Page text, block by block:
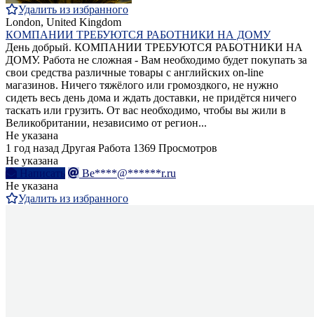
Удалить из избранного
London, United Kingdom
КОМПАНИИ ТРЕБУЮТСЯ РАБОТНИКИ НА ДОМУ
День добрый. КОМПАНИИ ТРЕБУЮТСЯ РАБОТНИКИ НА
ДОМУ. Работа не сложная - Вам необходимо будет покупать за
свои средства различные товары с английских on-line
магазинов. Ничего тяжёлого или громоздкого, не нужно
сидеть весь день дома и ждать доставки, не придётся ничего
таскать или грузить. От вас необходимо, чтобы вы жили в
Великобритании, независимо от регион...
Не указана
1 год назад Другая Работа 1369 Просмотров
Не указана
Написать
Be****@******r.ru
Не указана
Удалить из избранного